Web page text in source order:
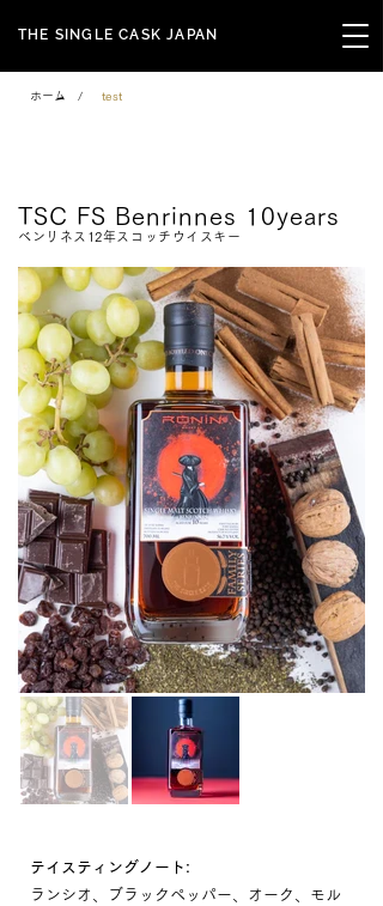
THE SINGLE CASK JAPAN
ホーム / test
TSC FS Benrinnes 10years
ベンリネス12年スコッチウイスキー
テイスティングノート:
ランシオ、ブラックペッパー、オーク、モル